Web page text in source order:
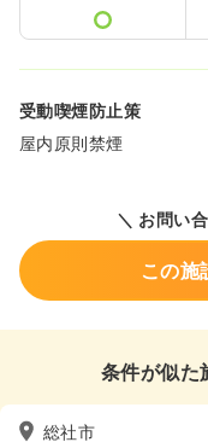
受動喫煙防止策
屋内原則禁煙
＼ お問い
この施
条件が似た
総社市